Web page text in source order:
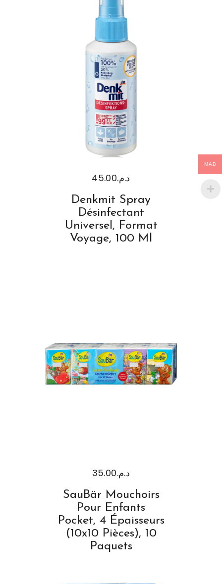
د.م.45.00
Denkmit Spray
Désinfectant
Universel, Format
Voyage, 100 Ml
د.م.35.00
SauBär Mouchoirs
Pour Enfants
Pocket, 4 Épaisseurs
(10x10 Pièces), 10
Paquets
MAD